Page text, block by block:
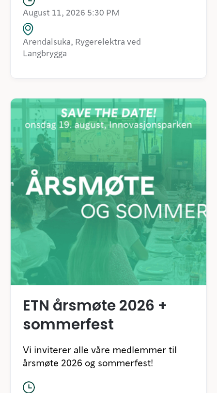
August 11, 2026 5:30 PM
Arendalsuka, Rygerelektra ved
Langbrygga
ETN årsmøte 2026 +
sommerfest
Vi inviterer alle våre medlemmer til
årsmøte 2026 og sommerfest!